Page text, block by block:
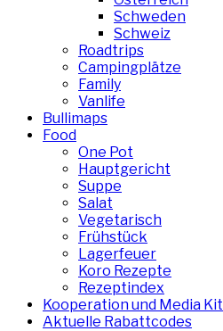
Schweden
Schweiz
Roadtrips
Campingplätze
Family
Vanlife
Bullimaps
Food
One Pot
Hauptgericht
Suppe
Salat
Vegetarisch
Frühstück
Lagerfeuer
Koro Rezepte
Rezeptindex
Kooperation und Media Kit
Aktuelle Rabattcodes